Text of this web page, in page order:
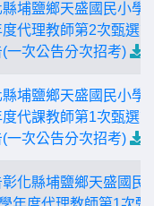
埔鹽鄉天盛國民小學
代理教師第2次甄選
一次公告分次招考)
埔鹽鄉天盛國民小學
代課教師第1次甄選
一次公告分次招考)
化縣埔鹽鄉天盛國民